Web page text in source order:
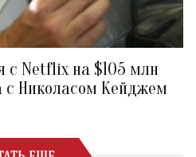
с Netflix на $105 млн
Николасом Кейджем